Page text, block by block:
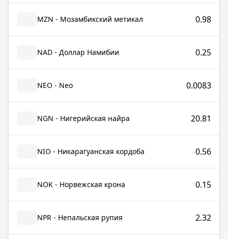
MZN - Мозамбикский метикал 0.98
NAD - Доллар Намибии 0.25
NEO - Neo 0.0083
NGN - Нигерийская найра 20.81
NIO - Никарагуанская кордоба 0.56
NOK - Норвежская крона 0.15
NPR - Непальская рупия 2.32